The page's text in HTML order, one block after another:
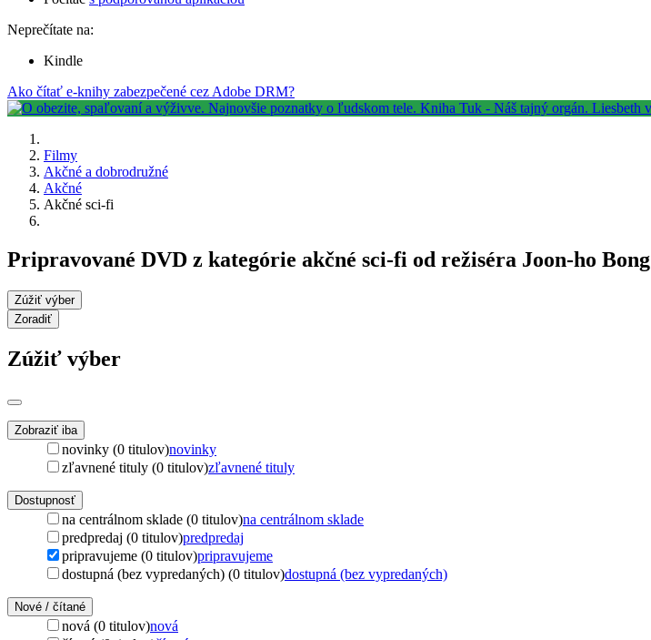
Neprečítate na:
Kindle
Ako čítať e-knihy zabezpečené cez Adobe DRM?
Filmy
Akčné a dobrodružné
Akčné
Akčné sci-fi
Pripravované DVD z kategórie akčné sci-fi od režiséra Joon-ho Bong
Zúžiť výber
Zoradiť
Zúžiť výber
Zobraziť iba
novinky (0 titulov)novinky
zľavnené tituly (0 titulov)zľavnené tituly
Dostupnosť
na centrálnom sklade (0 titulov)na centrálnom sklade
predpredaj (0 titulov)predpredaj
pripravujeme (0 titulov)pripravujeme
dostupná (bez vypredaných) (0 titulov)dostupná (bez vypredaných)
Nové / čítané
nová (0 titulov)nová